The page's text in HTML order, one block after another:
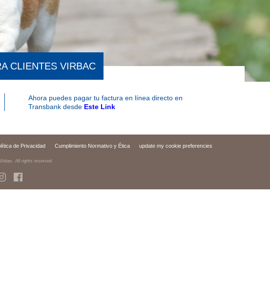
CLIENTES VIRBAC
Ahora puedes pagar tu factura en línea directo en
Transbank desde Este Link
de Privacidad Cumplimiento Normativo y Ética update my cookie preferencies
All rights reserved